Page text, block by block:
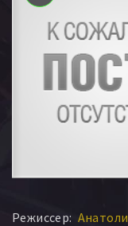
Режиссер: